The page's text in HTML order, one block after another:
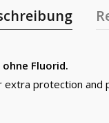
Fluorid.
protection